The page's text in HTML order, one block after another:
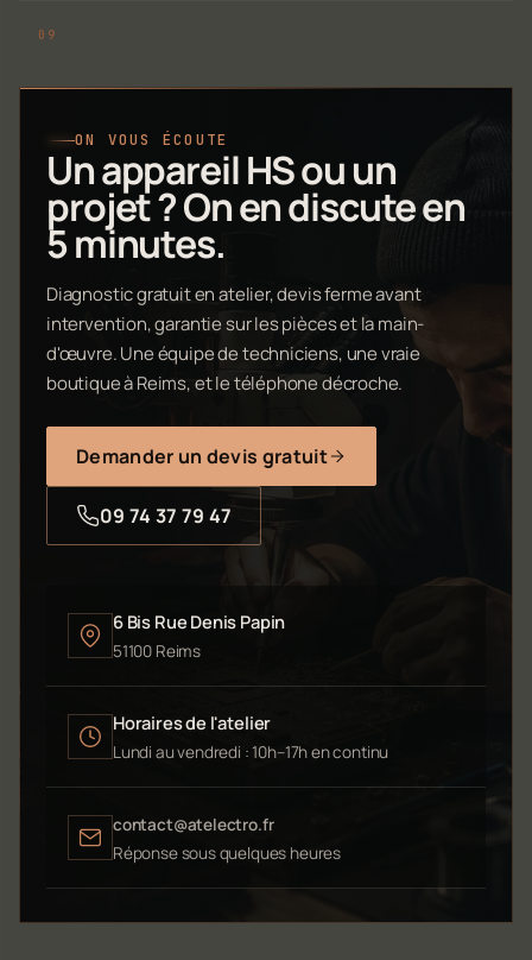
ON VOUS ÉCOUTE
Un appareil HS ou un
projet ? On en discute en
5 minutes.
Diagnostic gratuit en atelier, devis ferme avant
intervention, garantie sur les pièces et la main-
d'œuvre. Une équipe de techniciens, une vraie
boutique à Reims, et le téléphone décroche.
Demander un devis gratuit
09 74 37 79 47
6 Bis Rue Denis Papin
51100 Reims
Horaires de l'atelier
Lundi au vendredi : 10h–17h en continu
contact@atelectro.fr
Réponse sous quelques heures